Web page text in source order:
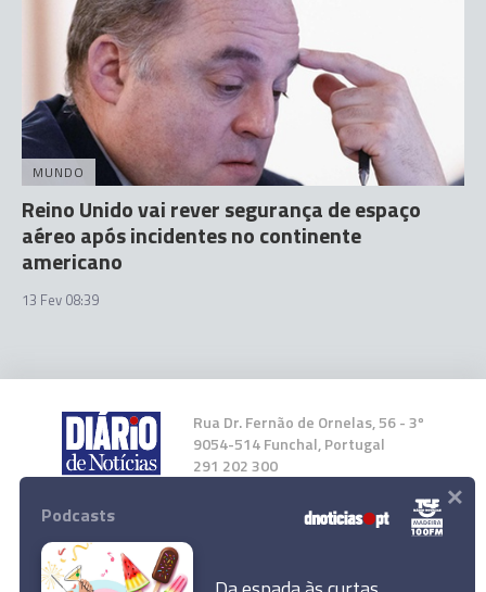
MUNDO
Reino Unido vai rever segurança de espaço
aéreo após incidentes no continente
americano
13 Fev 08:39
Rua Dr. Fernão de Ornelas, 56 - 3º
9054-514 Funchal, Portugal
291 202 300
Instale a nossa App
Podcasts ×